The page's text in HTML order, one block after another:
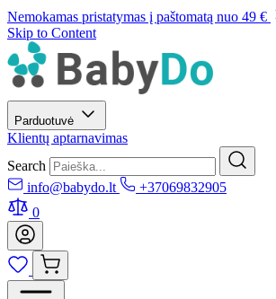
Nemokamas pristatymas į paštomatą nuo 49 €
Skip to Content
Parduotuvė
Klientų aptarnavimas
Search
info@babydo.lt
+37069832905
0